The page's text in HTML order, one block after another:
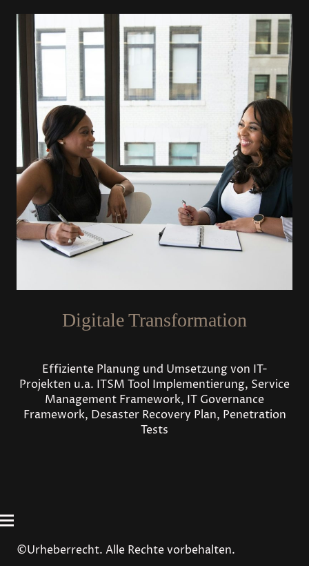
Digitale Transformation
Effiziente Planung und Umsetzung von IT-
Projekten u.a. ITSM Tool Implementierung, Service
Management Framework, IT Governance
Framework, Desaster Recovery Plan, Penetration
Tests
©Urheberrecht. Alle Rechte vorbehalten.